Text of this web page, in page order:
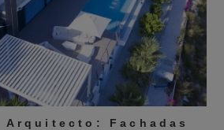
Arquitecto: Fachadas